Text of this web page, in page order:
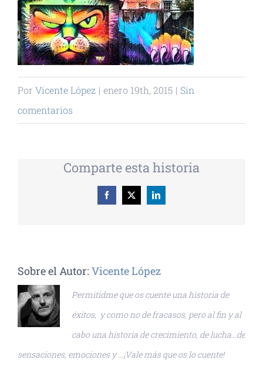
Por Vicente López | enero 19th, 2015 | Sin
comentarios
Comparte esta historia
Facebook
X LinkedIn
Sobre el Autor: Vicente López
Permitidme que os cuente una historia de
éxitos, y como no de fracasos, pero al fin y al
cabo una historia de crecimiento, de lucha…de
sensaciones, emociones y …¡Vale más que os lo cuente!